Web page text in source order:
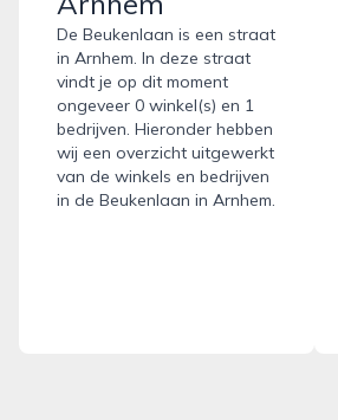
De Beukenlaan is een straat
in Arnhem. In deze straat
vindt je op dit moment
ongeveer 0 winkel(s) en 1
bedrijven. Hieronder hebben
wij een overzicht uitgewerkt
van de winkels en bedrijven
in de Beukenlaan in Arnhem.